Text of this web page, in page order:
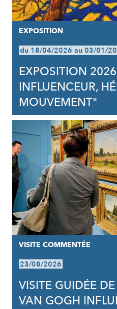
EXPOSITION
du 18/04/2026 au 03/01/
EXPOSITION
INFLUENCEUR,
MOUVEMENT"
VISITE COMMENTÉE
23/08/2026
VISITE GUIDÉE
VAN GOGH